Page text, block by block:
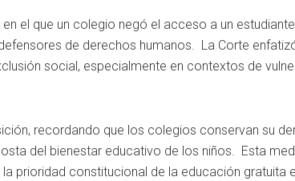
el que un colegio negó el acceso a un
de derechos humanos. La Corte
social, especialmente en contextos de
recordando que los colegios conservan su
del bienestar educativo de los niños. Esta
prioridad constitucional de la educación gratuita